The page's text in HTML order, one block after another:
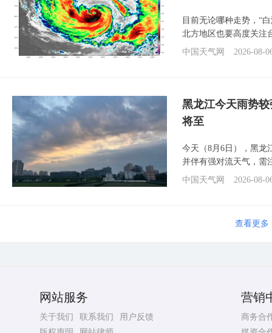
目前无论哪种走势，“
北方地区也要高度关注
中国天气网
2026-08-
黑龙江今天雨势
将至
今天（8月6日），黑龙
并伴有强对流天气，需
中国天气网
2026-08-
查看更多
网站服务
关于我们 联系我们
用户反馈
营销
商务合